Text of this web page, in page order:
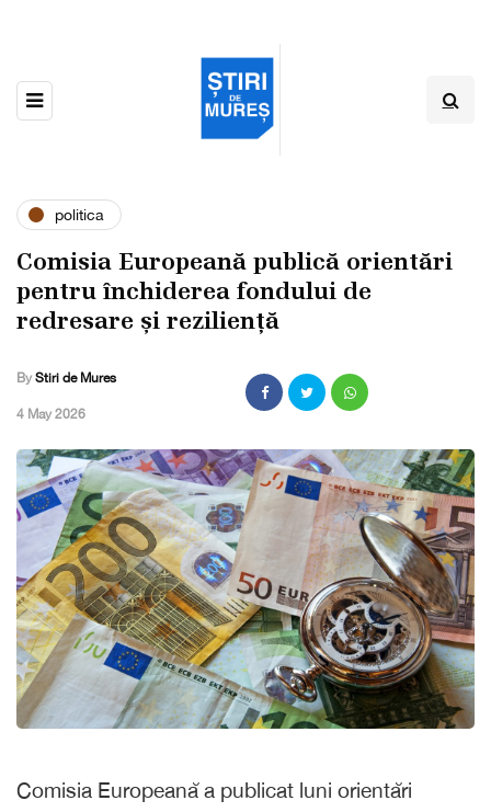
politica
Comisia Europeană publică orientări
pentru închiderea fondului de
redresare și reziliență
By Stiri de Mures
,4 May 2026
Comisia Europeană a publicat luni orientări